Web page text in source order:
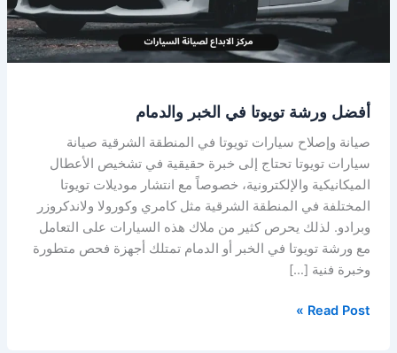
أفضل ورشة تويوتا في الخبر والدمام
صيانة وإصلاح سيارات تويوتا في المنطقة الشرقية صيانة
سيارات تويوتا تحتاج إلى خبرة حقيقية في تشخيص الأعطال
الميكانيكية والإلكترونية، خصوصاً مع انتشار موديلات تويوتا
المختلفة في المنطقة الشرقية مثل كامري وكورولا ولاندكروزر
وبرادو. لذلك يحرص كثير من ملاك هذه السيارات على التعامل
مع ورشة تويوتا في الخبر أو الدمام تمتلك أجهزة فحص متطورة
وخبرة فنية […]
Read Post »